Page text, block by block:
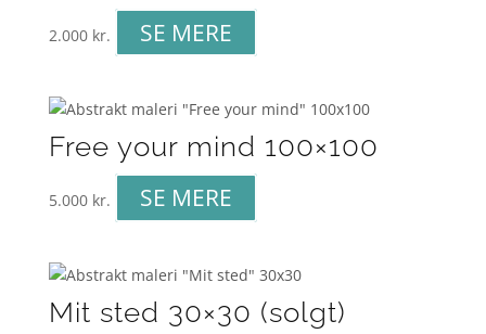
2.000 kr. SE MERE
Free your mind 100×100
5.000 kr. SE MERE
Mit sted 30×30 (solgt)